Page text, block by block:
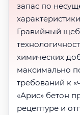
запас по
Гравийный
химических
максимально
требований к
«Арис» бетон
рецептуре и